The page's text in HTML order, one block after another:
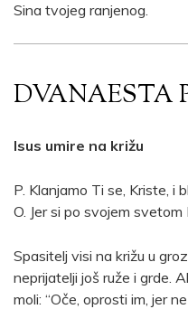
Sina tvojeg ranjenog.
DVANAESTA
Isus umire na križu
P. Klanjamo Ti se, Kriste, i
O. Jer si po svojem
Spasitelj visi na križu u
neprijatelji još ruže i grde.
moli: “Oče, oprosti im, jer